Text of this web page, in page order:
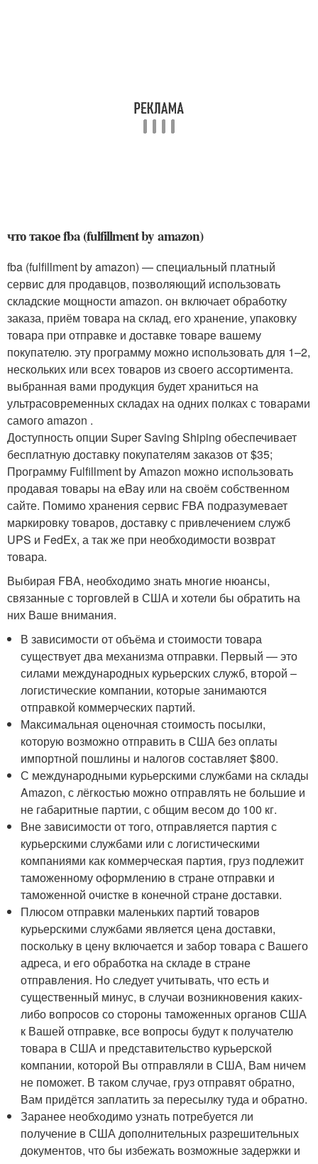
что такое fba (fulfillment by amazon)
fba (fulfillment by amazon) — специальный платный
сервис для продавцов, позволяющий использовать
складские мощности amazon. он включает обработку
заказа, приём товара на склад, его хранение, упаковку
товара при отправке и доставке товаре вашему
покупателю. эту программу можно использовать для 1–2,
нескольких или всех товаров из своего ассортимента.
выбранная вами продукция будет храниться на
ультрасовременных складах на одних полках с товарами
самого amazon .
Доступность опции Super Saving Shiping обеспечивает
бесплатную доставку покупателям заказов от $35;
Программу Fulfillment by Amazon можно использовать
продавая товары на eBay или на своём собственном
сайте. Помимо хранения сервис FBA подразумевает
маркировку товаров, доставку с привлечением служб
UPS и FedEx, а так же при необходимости возврат
товара.
Выбирая FBA, необходимо знать многие нюансы,
связанные с торговлей в США и хотели бы обратить на
них Ваше внимания.
В зависимости от объёма и стоимости товара
существует два механизма отправки. Первый — это
силами международных курьерских служб, второй –
логистические компании, которые занимаются
отправкой коммерческих партий.
Максимальная оценочная стоимость посылки,
которую возможно отправить в США без оплаты
импортной пошлины и налогов составляет $800.
С международными курьерскими службами на склады
Amazon, с лёгкостью можно отправлять не большие и
не габаритные партии, с общим весом до 100 кг.
Вне зависимости от того, отправляется партия с
курьерскими службами или с логистическими
компаниями как коммерческая партия, груз подлежит
таможенному оформлению в стране отправки и
таможенной очистке в конечной стране доставки.
Плюсом отправки маленьких партий товаров
курьерскими службами является цена доставки,
поскольку в цену включается и забор товара с Вашего
адреса, и его обработка на складе в стране
отправления. Но следует учитывать, что есть и
существенный минус, в случаи возникновения каких-
либо вопросов со стороны таможенных органов США
к Вашей отправке, все вопросы будут к получателю
товара в США и представительство курьерской
компании, которой Вы отправляли в США, Вам ничем
не поможет. В таком случае, груз отправят обратно,
Вам придётся заплатить за пересылку туда и обратно.
Заранее необходимо узнать потребуется ли
получение в США дополнительных разрешительных
документов, что бы избежать возможные задержки и